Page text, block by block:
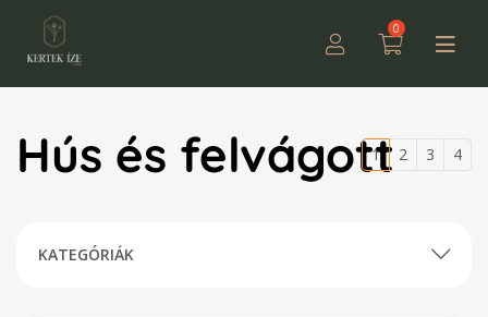
0
Hús és felvágott
1 2 3 4
KATEGÓRIÁK